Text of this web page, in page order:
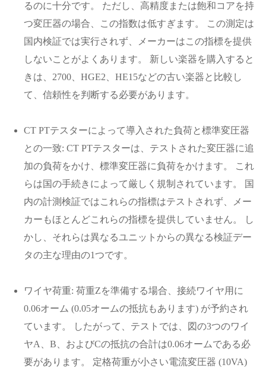
るのに十分です。 ただし、高精度または飽和コアを持
つ変圧器の場合、この指数は低すぎます。 この測定は
国内検証では実行されず、メーカーはこの指標を提供
しないことがよくあります。 新しい楽器を購入すると
きは、2700、HGE2、HE15などの古い楽器と比較し
て、信頼性を判断する必要があります。
CT PTテスターによって導入された負荷と標準変圧器
との一致: CT PTテスターは、テストされた変圧器に追
加の負荷をかけ、標準変圧器に負荷をかけます。 これ
らは国の手続きによって厳しく規制されています。 国
内の計測検証ではこれらの指標はテストされず、メー
カーもほとんどこれらの指標を提供していません。 し
かし、それらは異なるユニットからの異なる検証デー
タの主な理由の1つです。
ワイヤ荷重: 荷重Zを準備する場合、接続ワイヤ用に
0.06オーム (0.05オームの抵抗もあります) が予約され
ています。 したがって、テストでは、図の3つのワイ
ヤA、B、およびCの抵抗の合計は0.06オームである必
要があります。 定格荷重が小さい電流変圧器 (10VA)